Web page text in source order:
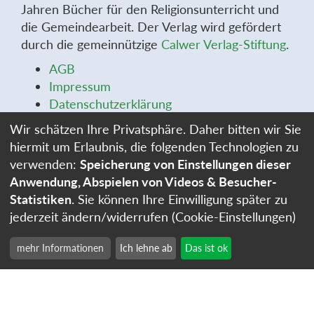
Jahren Bücher für den Religionsunterricht und
die Gemeindearbeit. Der Verlag wird gefördert
durch die gemeinnützige Calwer Verlag-Stiftung.
AGB
Impressum
Datenschutzerklärung
Widerrufsbelehrung
Widerrufsformular
Stellenangebote
Cookie-Einstellungen
Wir schätzen Ihre Privatsphäre. Daher bitten wir Sie
hiermit um Erlaubnis, die folgenden Technologien zu
verwenden: Speicherung von Einstellungen dieser
Anwendung, Abspielen von Videos & Besucher-
Statistiken. Sie können Ihre Einwilligung später zu
jederzeit ändern/widerrufen (Cookie-Einstellungen)
mehr Informationen Ich lehne ab Das ist ok